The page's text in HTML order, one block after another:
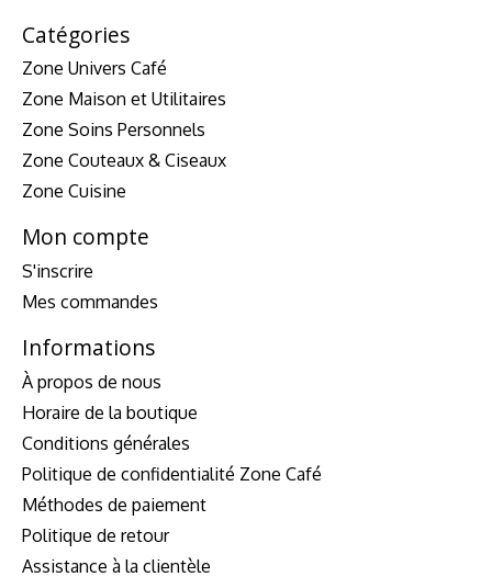
Catégories
Zone Univers Café
Zone Maison et Utilitaires
Zone Soins Personnels
Zone Couteaux & Ciseaux
Zone Cuisine
Mon compte
S'inscrire
Mes commandes
Informations
À propos de nous
Horaire de la boutique
Conditions générales
Politique de confidentialité Zone Café
Méthodes de paiement
Politique de retour
Assistance à la clientèle